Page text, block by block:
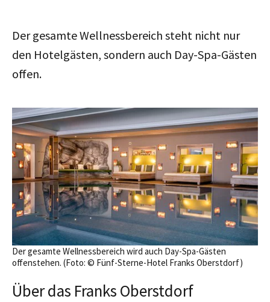
Der gesamte Wellnessbereich steht nicht nur
den Hotelgästen, sondern auch Day-Spa-Gästen
offen.
Der gesamte Wellnessbereich wird auch Day-Spa-Gästen
offenstehen. (Foto: © Fünf-Sterne-Hotel Franks Oberstdorf)
Über das Franks Oberstdorf